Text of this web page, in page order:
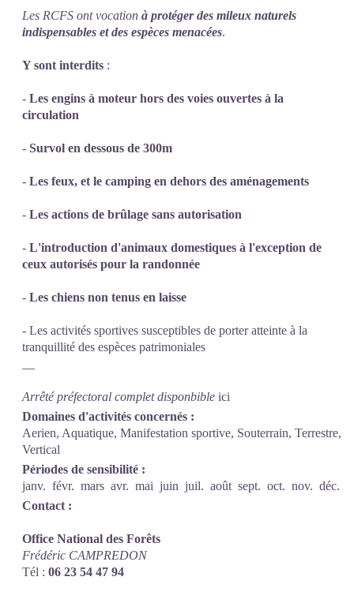
Les RCFS ont vocation à protéger des mileux naturels
indispensables et des espèces menacées.
Y sont interdits :
- Les engins à moteur hors des voies ouvertes à la
circulation
- Survol en dessous de 300m
- Les feux, et le camping en dehors des aménagements
- Les actions de brûlage sans autorisation
- L'introduction d'animaux domestiques à l'exception de
ceux autorisés pour la randonnée
- Les chiens non tenus en laisse
- Les activités sportives susceptibles de porter atteinte à la
tranquillité des espèces patrimoniales
Arrêté préfectoral complet disponbible ici
Domaines d'activités concernés :
Aerien, Aquatique, Manifestation sportive, Souterrain, Terrestre,
Vertical
Périodes de sensibilité :
janv. févr. mars avr. mai juin juil. août sept. oct. nov. déc.
Contact :
Office National des Forêts
Frédéric CAMPREDON
Tél : 06 23 54 47 94